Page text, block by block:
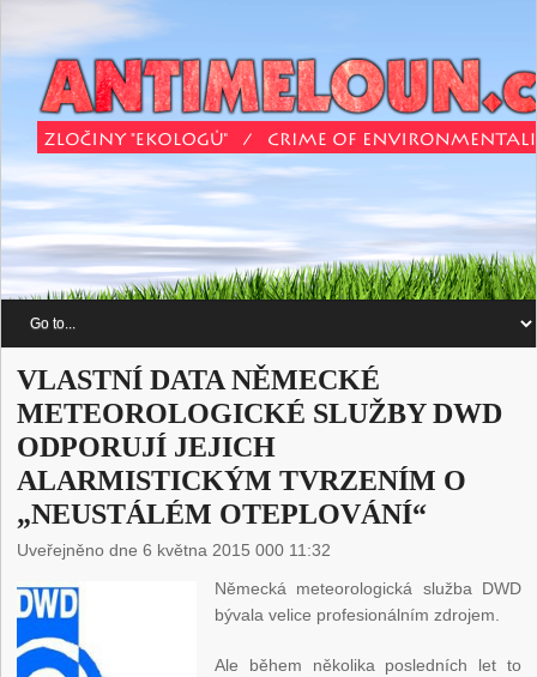
VLASTNÍ DATA NĚMECKÉ
METEOROLOGICKÉ SLUŽBY DWD
ODPORUJÍ JEJICH
ALARMISTICKÝM TVRZENÍM O
„NEUSTÁLÉM OTEPLOVÁNÍ“
Uveřejněno dne 6 května 2015 000 11:32
Německá meteorologická služba DWD
bývala velice profesionálním zdrojem.
Ale během několika posledních let to